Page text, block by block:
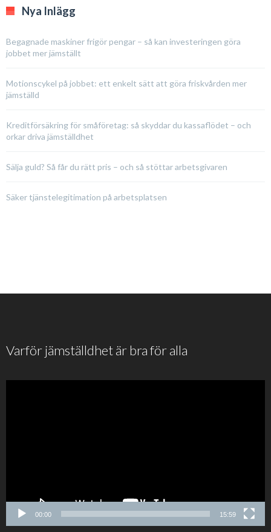
Nya Inlägg
Begagnade maskiner frigör pengar – så kan investeringen göra
jobbet mer jämställt
Motionscykel på jobbet: ett enkelt sätt att göra friskvården mer
jämställd
Kreditförsäkring för småföretag: så skyddar du kassaflödet – och
orkar driva jämställdhet
Sälja guld? Så får du rätt pris – och så stöttar arbetsgivaren
Säker tjänstelegitimation på arbetsplatsen
Varför jämställdhet är bra för alla
00:00 15:59